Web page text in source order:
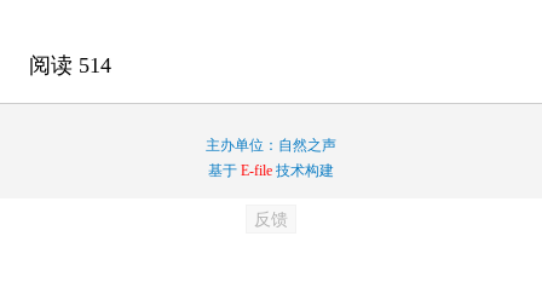
阅读 514
主办单位：自然之声
基于 E-file 技术构建
反馈